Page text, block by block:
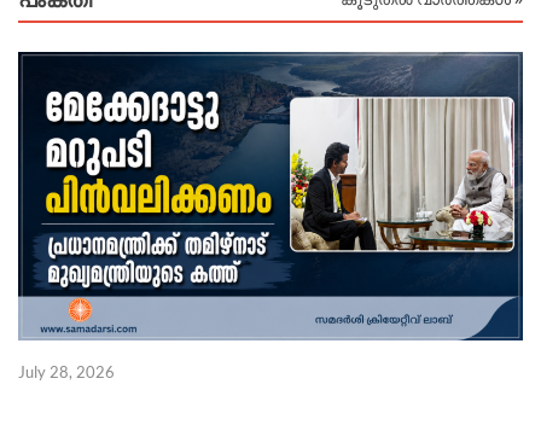
July 28, 2026